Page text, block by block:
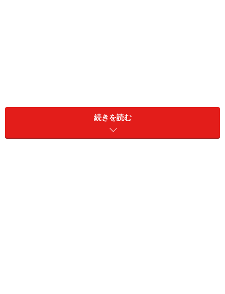
もっとも軽快でなめらかな風味。「すっきり感」がキー
続きを読む